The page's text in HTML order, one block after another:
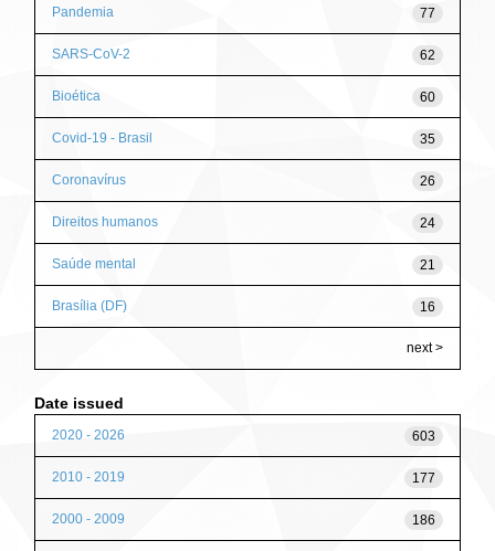
77
Pandemia
62
SARS-CoV-2
60
Bioética
35
Covid-19 - Brasil
26
Coronavírus
24
Direitos humanos
21
Saúde mental
16
Brasília (DF)
next >
Date issued
603
2020 - 2026
177
2010 - 2019
186
2000 - 2009